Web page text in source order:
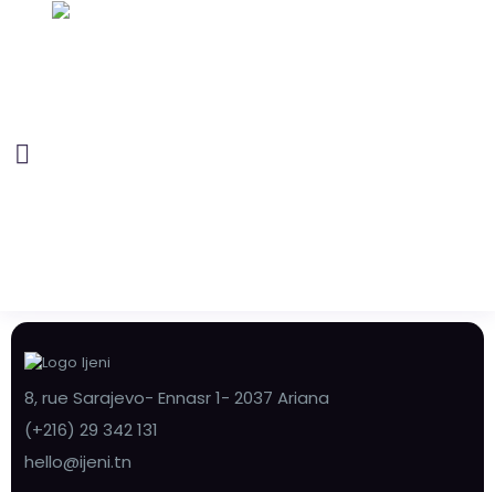
8, rue Sarajevo- Ennasr 1- 2037 Ariana
(+216) 29 342 131
hello@ijeni.tn